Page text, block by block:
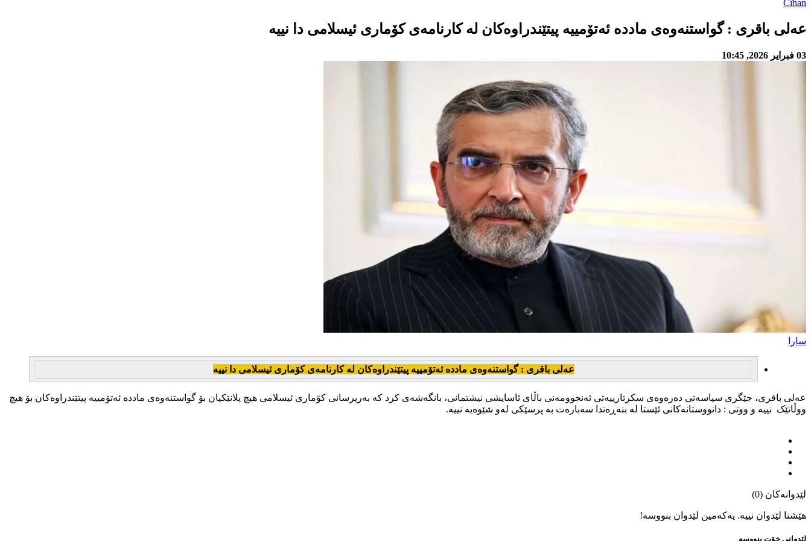
Cîhan
عەلی باقری : گواستنەوەی ماددە ئەتۆمییە پیتێندراوەکان لە کارنامەی کۆماری ئیسلامی دا نییە
03 فبراير 2026, 10:45
سارا
عەلی باقری : گواستنەوەی ماددە ئەتۆمییە پیتێندراوەکان لە کارنامەی کۆماری ئیسلامی دا نییە
عەلی باقری، جێگری سیاسەتی دەرەوەی سکرتارییەتی ئەنجوومەنی باڵای ئاسایشی نیشتمانی، بانگەشەی کرد کە بەرپرسانی کۆماری ئیسلامی هیچ پلانێکیان بۆ گواستنەوەی ماددە ئەتۆمییە پیتێندراوەکان بۆ هیچ
ووڵاتێک نییە و ووتی : دانووستانەکانی ئێستا لە بنەڕەتدا سەبارەت بە پرسێکی لەو شێوەیە نییە.
لێدوانەکان (0)
هێشتا لێدوان نییە. یەکەمین لێدوان بنووسە!
لێدوانی خۆت بنووسە